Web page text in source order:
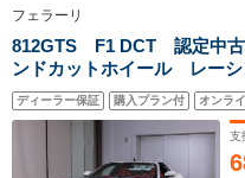
フェラーリ
812GTS F1 DCT 認定中
ンドカットホイール レー
ンリフター カーボン(LED
ンパー リヤバンパー アン
ディーラー保証 購入プラン付 オンラ
支